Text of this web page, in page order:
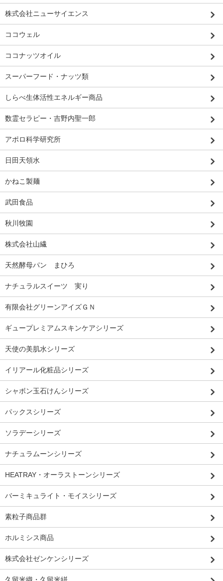
株式会社ニューサイエンス
ココウェル
ココナッツオイル
スーパーフード・ナッツ類
しらべ生体活性エネルギー商品
数霊セラピー・吉野内聖一郎
アポロ科学研究所
日田天領水
かねこ製麺
武田食品
秋川牧園
株式会社山繊
天然酵母パン まひろ
ナチュラルスイーツ 実り
有限会社グリーンアイズＧＮ
ギュープレミアムスキンケアシリーズ
天使の美肌水シリーズ
イリアール化粧品シリーズ
シャボン玉石けんシリーズ
パックスシリーズ
ソラデーシリーズ
ナチュラムーンシリーズ
HEATRAY・オーラストーンシリーズ
バーミキュライト・モイスシリーズ
素粒子商品群
ホルミシス商品
株式会社ゼンケンシリーズ